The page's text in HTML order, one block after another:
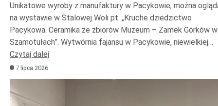
Unikatowe wyroby z manufaktury w Pacykowie, można
na wystawie w Stalowej Woli pt. „Kruche dziedzictwo
Pacykowa. Ceramika ze zbiorów Muzeum – Zamek Górków w
Szamotułach”. Wytwórnia fajansu w Pacykowie, niewielkiej…
Czytaj dalej
7 lipca 2026
plików